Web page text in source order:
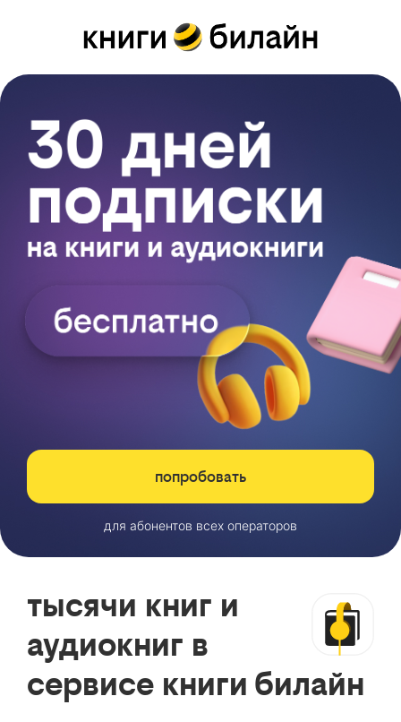
попробовать
для абонентов всех операторов
тысячи книг и
аудиокниг в
сервисе книги билайн